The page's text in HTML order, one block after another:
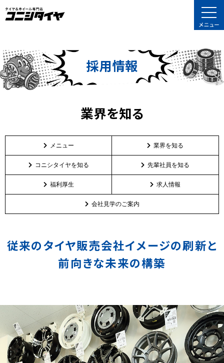
採用情報
業界を知る
メニュー 業界を知る
コニシタイヤを知る 先輩社員を知る
福利厚生 求人情報
会社見学のご案内
従来のタイヤ販売会社イメージの刷新と
前向きな未来の構築